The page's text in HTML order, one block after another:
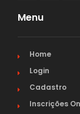
Menu
Home
Login
Cadastro
Inscrições